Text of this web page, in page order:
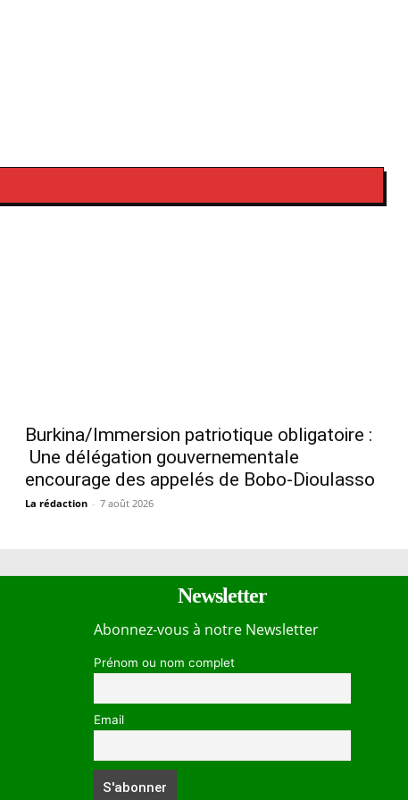
Burkina/Immersion patriotique obligatoire :
Une délégation gouvernementale
encourage des appelés de Bobo-Dioulasso
La rédaction - 7 août 2026
Newsletter
Abonnez-vous à notre Newsletter
Prénom ou nom complet
Email